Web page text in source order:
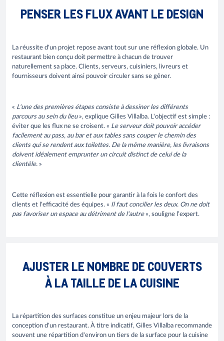
PENSER LES FLUX AVANT LE DESIGN
La réussite d'un projet repose avant tout sur une réflexion globale. Un
restaurant bien conçu doit permettre à chacun de trouver
naturellement sa place. Clients, serveurs, cuisiniers, livreurs et
fournisseurs doivent ainsi pouvoir circuler sans se gêner.
« L'une des premières étapes consiste à dessiner les différents
parcours au sein du lieu», explique Gilles Villalba. L'objectif est simple :
éviter que les flux ne se croisent. « Le serveur doit pouvoir accéder
facilement au pass, au bar et aux tables sans couper le chemin des
clients qui se rendent aux toilettes. De la même manière, les livraisons
doivent idéalement emprunter un circuit distinct de celui de la
clientèle. »
Cette réflexion est essentielle pour garantir à la fois le confort des
clients et l'efficacité des équipes. « Il faut concilier les deux. On ne doit
pas favoriser un espace au détriment de l'autre», souligne l’expert.
AJUSTER LE NOMBRE DE COUVERTS
À LA TAILLE DE LA CUISINE
La répartition des surfaces constitue un enjeu majeur lors de la
conception d'un restaurant. À titre indicatif, Gilles Villalba recommande
souvent une répartition d'environ un tiers de la surface pour la cuisine